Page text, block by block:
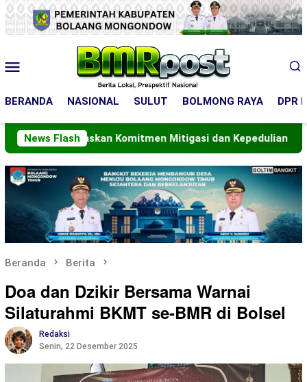
Loncat
ke
konten
Mobile
BERANDA NASIONAL SULUT BOLMONG RAYA DPR
News Flash
Komitmen Mitigasi dan Kepedulian Warga
Beranda Berita
Doa dan Dzikir Bersama Warnai
Silaturahmi BKMT se-BMR di Bolsel
Redaksi
Senin, 22 Desember 2025